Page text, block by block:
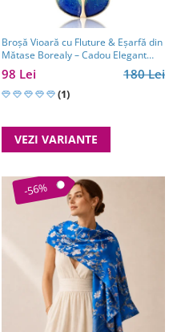
Broșă Vioară cu Fluture & Eșarfă din
Mătase Borealy – Cadou Elegant
pentru Femei
180 Lei
98 Lei
(1)
VEZI VARIANTE
-56%